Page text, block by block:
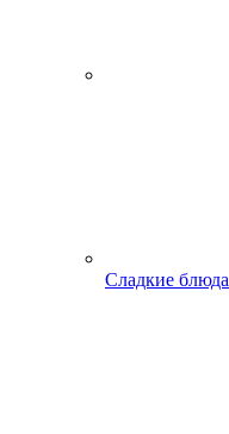
Сладкие блюда